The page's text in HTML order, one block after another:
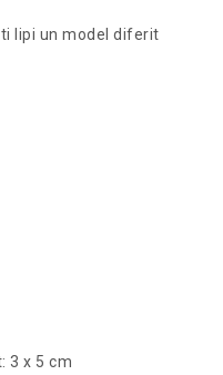
lipi un model diferit
3 x 5 cm